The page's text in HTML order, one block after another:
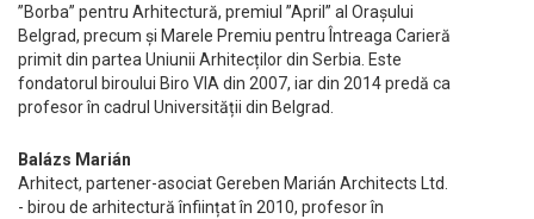
”Borba” pentru Arhitectură, premiul ”April” al Orașului
Belgrad, precum și Marele Premiu pentru Întreaga Carieră
primit din partea Uniunii Arhitecților din Serbia. Este
fondatorul biroului Biro VIA din 2007, iar din 2014 predă ca
profesor în cadrul Universității din Belgrad.
Balázs Marián
Arhitect, partener-asociat Gereben Marián Architects Ltd.
- birou de arhitectură înființat în 2010, profesor în